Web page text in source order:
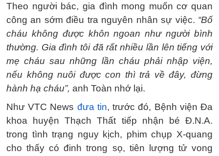
Theo người bác, gia đình mong muốn cơ quan
công an sớm điều tra nguyên nhân sự việc. “Bố
cháu không được khôn ngoan như người bình
thường. Gia đình tôi đã rất nhiều lần lên tiếng với
mẹ cháu sau những lần cháu phải nhập viện,
nếu không nuôi được con thì trả về đây, đừng
hành hạ cháu”, anh Toàn nhớ lại.
Như VTC News đưa tin, trước đó, Bệnh viện Đa
khoa huyện Thạch Thất tiếp nhận bé Đ.N.A.
trong tình trạng nguy kịch, phim chụp X-quang
cho thấy có đinh trong sọ, tiên lượng tử vong